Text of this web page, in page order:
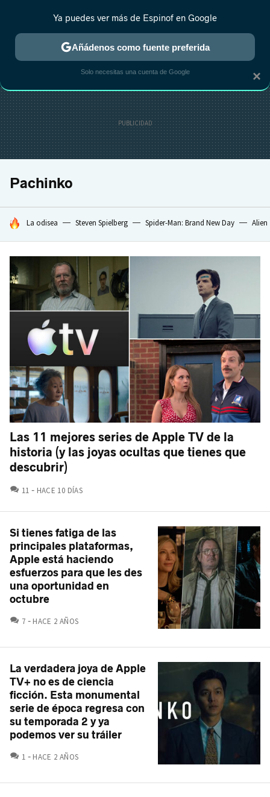
ESTRENOS REALITY ANIME RANKINGS CINE
Pachinko
HOY SE HABLA DE
La odisea Steven Spielberg Spider-Man: Brand New Day Alien
Las 11 mejores series de Apple TV de la
historia (y las joyas ocultas que tienes que
descubrir)
11 COMENTARIOS
HACE 10 DÍAS
Si tienes fatiga de las
principales plataformas,
Apple está haciendo
esfuerzos para que les des
una oportunidad en
octubre
7 COMENTARIOS
HACE 2 AÑOS
La verdadera joya de Apple
TV+ no es de ciencia
ficción. Esta monumental
serie de época regresa con
su temporada 2 y ya
podemos ver su tráiler
1 COMENTARIOS
HACE 2 AÑOS
×
Ya puedes ver más de Espinof en Google
Añádenos como fuente preferida
Solo necesitas una cuenta de Google